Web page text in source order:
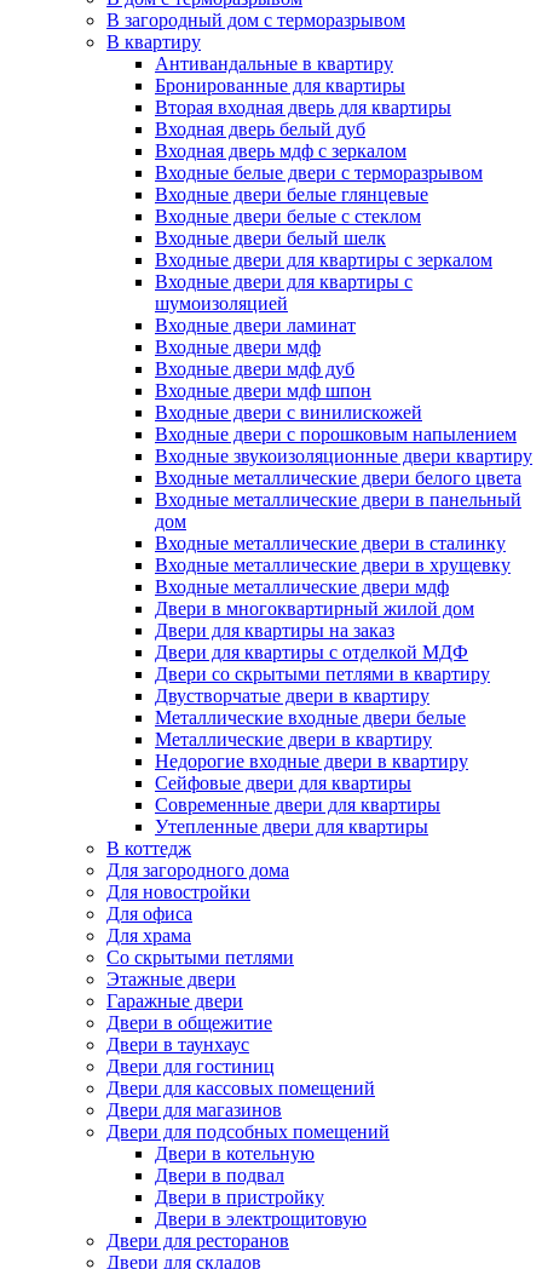
В загородный дом с терморазрывом
В квартиру
Антивандальные в квартиру
Бронированные для квартиры
Вторая входная дверь для квартиры
Входная дверь белый дуб
Входная дверь мдф с зеркалом
Входные белые двери с терморазрывом
Входные двери белые глянцевые
Входные двери белые с стеклом
Входные двери белый шелк
Входные двери для квартиры с зеркалом
Входные двери для квартиры с
шумоизоляцией
Входные двери ламинат
Входные двери мдф
Входные двери мдф дуб
Входные двери мдф шпон
Входные двери с винилискожей
Входные двери с порошковым напылением
Входные звукоизоляционные двери квартиру
Входные металлические двери белого цвета
Входные металлические двери в панельный
дом
Входные металлические двери в сталинку
Входные металлические двери в хрущевку
Входные металлические двери мдф
Двери в многоквартирный жилой дом
Двери для квартиры на заказ
Двери для квартиры с отделкой МДФ
Двери со скрытыми петлями в квартиру
Двустворчатые двери в квартиру
Металлические входные двери белые
Металлические двери в квартиру
Недорогие входные двери в квартиру
Сейфовые двери для квартиры
Современные двери для квартиры
Утепленные двери для квартиры
В коттедж
Для загородного дома
Для новостройки
Для офиса
Для храма
Со скрытыми петлями
Этажные двери
Гаражные двери
Двери в общежитие
Двери в таунхаус
Двери для гостиниц
Двери для кассовых помещений
Двери для магазинов
Двери для подсобных помещений
Двери в котельную
Двери в подвал
Двери в пристройку
Двери в электрощитовую
Двери для ресторанов
Двери для складов